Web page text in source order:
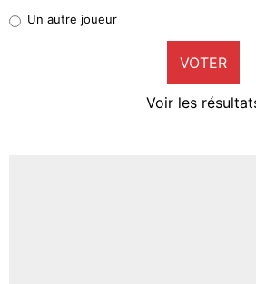
9%
Un autre joueur
VOTER
Voir les